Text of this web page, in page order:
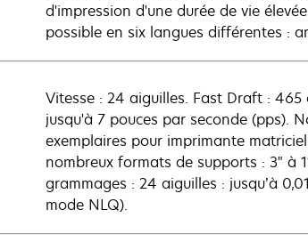
d'impression d'une durée de vie
possible en six langues différentes :
Vitesse : 24 aiguilles. Fast Draft :
jusqu'à 7 pouces par seconde (pps).
exemplaires pour imprimante
nombreux formats de supports : 3" à
grammages : 24 aiguilles : jusqu’à
mode NLQ).